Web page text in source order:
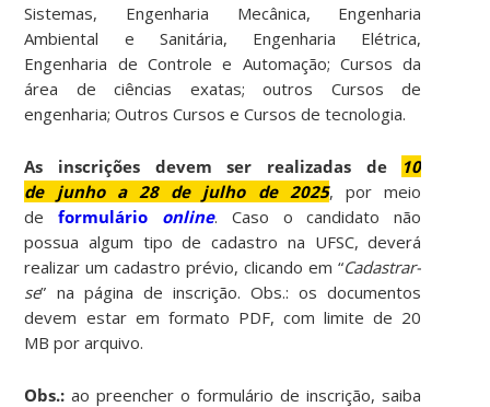
Sistemas, Engenharia Mecânica, Engenharia
Ambiental e Sanitária, Engenharia Elétrica,
Engenharia de Controle e Automação; Cursos da
área de ciências exatas; outros Cursos de
engenharia; Outros Cursos e Cursos de tecnologia.
As inscrições devem ser realizadas de
10
de junho a 28 de julho de 2025, por meio
deformulário online. Caso o candidato não
possua algum tipo de cadastro na UFSC, deverá
realizar um cadastro prévio, clicando em “Cadastrar-
se” na página de inscrição. Obs.: os documentos
devem estar em formato PDF, com limite de 20
MB por arquivo.
Obs.: ao preencher o formulário de inscrição, saiba